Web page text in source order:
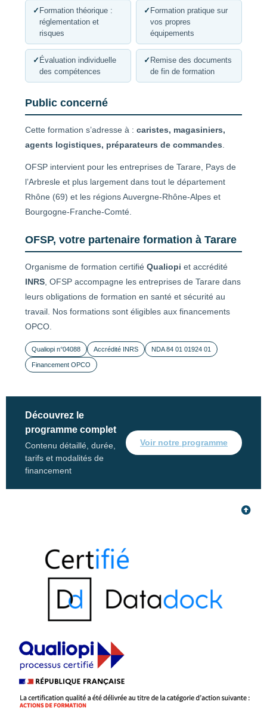
✓ Formation théorique :
réglementation et
risques
✓ Formation pratique sur
vos propres
équipements
✓ Évaluation individuelle
des compétences
✓ Remise des documents
de fin de formation
Public concerné
Cette formation s’adresse à : caristes, magasiniers,
agents logistiques, préparateurs de commandes
OFSP intervient pour les entreprises de Tarare, Pays de
l’Arbresle et plus largement dans tout le département
Rhône (69) et les régions Auvergne-Rhône-Alpes et
Bourgogne-Franche-Comté.
OFSP, votre partenaire formation à Tarare
Organisme de formation certifié Qualiopi et accrédité
INRS , OFSP accompagne les entreprises de Tarare dans
leurs obligations de formation en santé et sécurité au
travail. Nos formations sont éligibles aux financements
OPCO.
Qualiopi n°04088 Accrédité INRS NDA 84 01 01924 01
Financement OPCO
Découvrez le
programme complet
Contenu détaillé, durée,
tarifs et modalités de
financement
Voir notre programme